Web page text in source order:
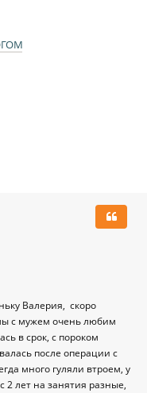
Валерия, скоро
с мужем очень любим
в срок, с пороком
после операции с
много гуляли втроем, у
2 лет на занятия разные,